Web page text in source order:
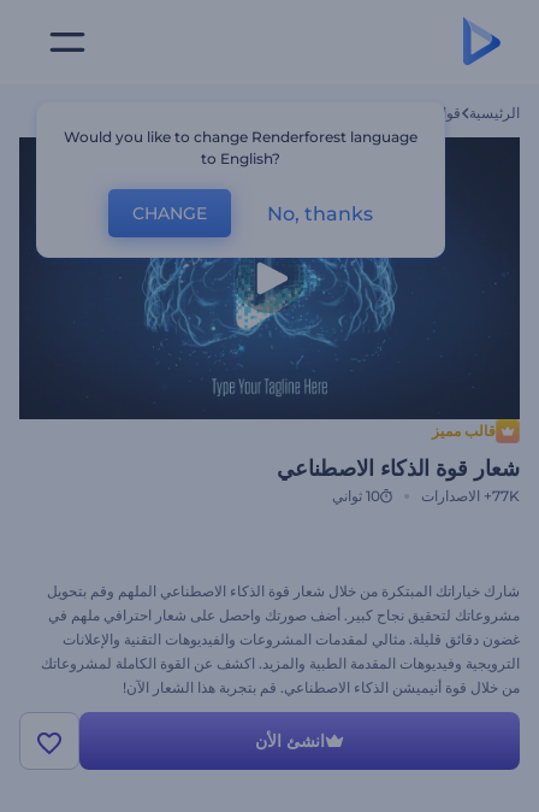
الرئيسية قوالب
قالب مميز
شعار قوة الذكاء الاصطناعي
77K+ الاصدارات 10 ثواني
شارك خياراتك المبتكرة من خلال شعار قوة الذكاء الاصطناعي الملهم وقم بتحويل
مشروعاتك لتحقيق نجاح كبير. أضف صورتك واحصل على شعار احترافي ملهم في
غضون دقائق قليلة. مثالي لمقدمات المشروعات والفيديوهات التقنية والإعلانات
الترويجية وفيديوهات المقدمة الطبية والمزيد. اكشف عن القوة الكاملة لمشروعاتك
من خلال قوة أنيميشن الذكاء الاصطناعي. قم بتجربة هذا الشعار الآن!
انشئ الأن
Would you like to change Renderforest language
to English?
CHANGE No, thanks